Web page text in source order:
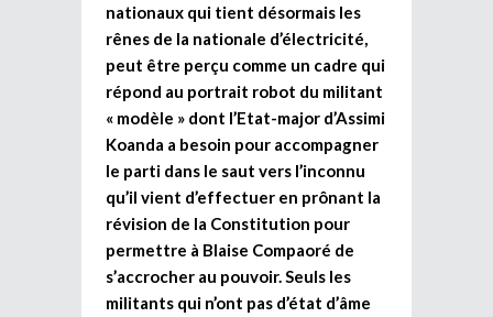
nationaux qui tient désormais les
rênes de la nationale d’électricité,
peut être perçu comme un cadre qui
répond au portrait robot du militant
« modèle » dont l’Etat-major d’Assimi
Koanda a besoin pour accompagner
le parti dans le saut vers l’inconnu
qu’il vient d’effectuer en prônant la
révision de la Constitution pour
permettre à Blaise Compaoré de
s’accrocher au pouvoir. Seuls les
militants qui n’ont pas d’état d’âme